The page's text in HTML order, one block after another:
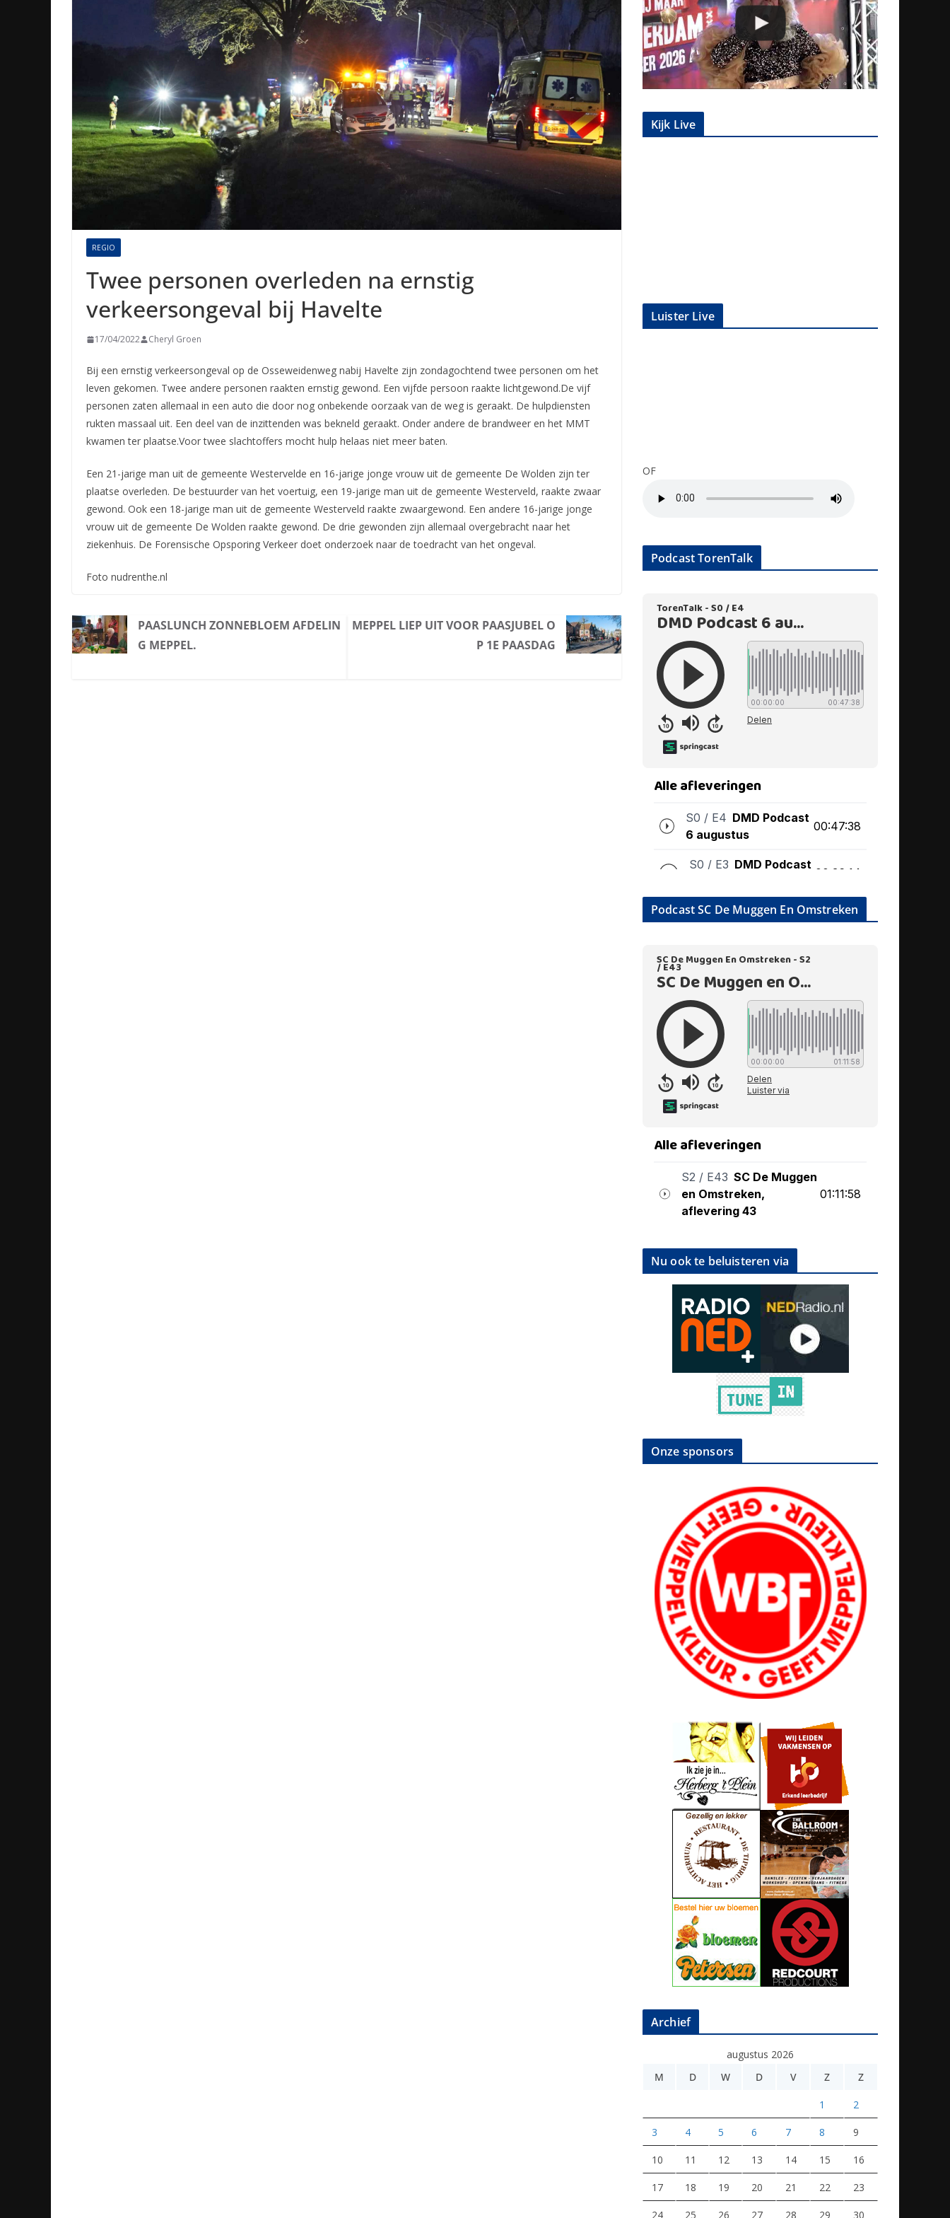
REGIO
Twee personen overleden na ernstig
verkeersongeval bij Havelte
17/04/2022 Cheryl Groen
Bij een ernstig verkeersongeval op de Osseweidenweg nabij Havelte zijn zondagochtend twee personen om het
leven gekomen. Twee andere personen raakten ernstig gewond. Een vijfde persoon raakte lichtgewond.De vijf
personen zaten allemaal in een auto die door nog onbekende oorzaak van de weg is geraakt. De hulpdiensten
rukten massaal uit. Een deel van de inzittenden was bekneld geraakt. Onder andere de brandweer en het MMT
kwamen ter plaatse.Voor twee slachtoffers mocht hulp helaas niet meer baten.
Een 21-jarige man uit de gemeente Westervelde en 16-jarige jonge vrouw uit de gemeente De Wolden zijn ter
plaatse overleden. De bestuurder van het voertuig, een 19-jarige man uit de gemeente Westerveld, raakte zwaar
gewond. Ook een 18-jarige man uit de gemeente Westerveld raakte zwaargewond. Een andere 16-jarige jonge
vrouw uit de gemeente De Wolden raakte gewond. De drie gewonden zijn allemaal overgebracht naar het
ziekenhuis. De Forensische Opsporing Verkeer doet onderzoek naar de toedracht van het ongeval.
Foto nudrenthe.nl
PAASLUNCH ZONNEBLOEM AFDELIN
G MEPPEL.
MEPPEL LIEP UIT VOOR PAASJUBEL O
P 1E PAASDAG
Kijk Live
Luister Live
OF
Podcast TorenTalk
Podcast SC De Muggen En Omstreken
Nu ook te beluisteren via
Onze sponsors
Archief
augustus 2026
M
D W D V Z Z
1 2
3 4 5 6 7 8 9
10 11 12 13 14 15 16
17 18 19 20 21 22 23
24 25 26 27 28 29 30